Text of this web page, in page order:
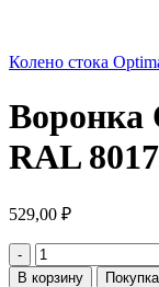
Колено стока
Воронка
RAL
529,00 ₽
В корзину